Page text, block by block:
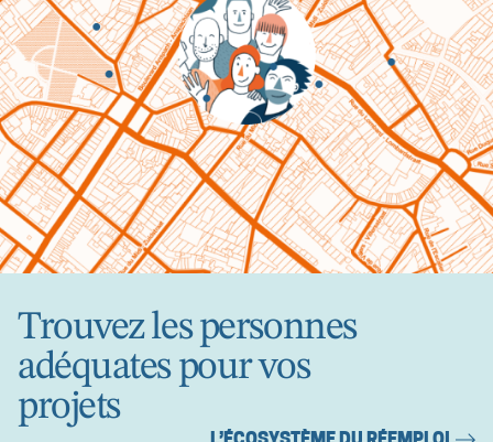
Trouvez les personnes
adéquates pour vos
projets